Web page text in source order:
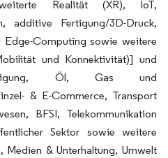
Realität (XR), IoT,
additive Fertigung/3D-Druck,
Computing sowie weitere
und Konnektivität)] und
Öl, Gas und
& E-Commerce, Transport
BFSI, Telekommunikation
Sektor sowie weitere
Medien & Unterhaltung, Umwelt